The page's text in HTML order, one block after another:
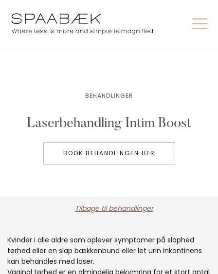
BEHANDLINGER
Laserbehandling Intim Boost
BOOK BEHANDLINGEN HER
Tilbage til behandlinger
Kvinder i alle aldre som oplever symptomer på slaphed
tørhed eller en slap bækkenbund eller let urin inkontinens
kan behandles med laser.
Vaginal tørhed er en almindelig bekymring for et stort antal